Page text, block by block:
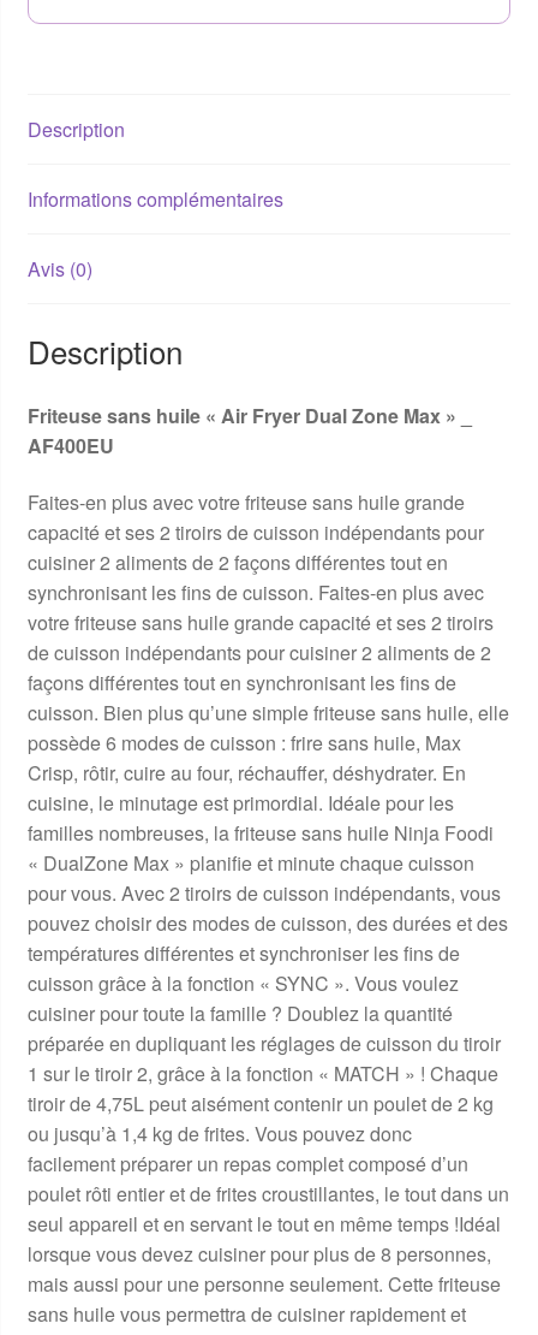
Description
Informations complémentaires
Avis (0)
Description
Friteuse sans huile « Air Fryer Dual Zone Max » _
AF400EU
Faites-en plus avec votre friteuse sans huile grande
capacité et ses 2 tiroirs de cuisson indépendants pour
cuisiner 2 aliments de 2 façons différentes tout en
synchronisant les fins de cuisson. Faites-en plus avec
votre friteuse sans huile grande capacité et ses 2 tiroirs
de cuisson indépendants pour cuisiner 2 aliments de 2
façons différentes tout en synchronisant les fins de
cuisson. Bien plus qu’une simple friteuse sans huile, elle
possède 6 modes de cuisson : frire sans huile, Max
Crisp, rôtir, cuire au four, réchauffer, déshydrater. En
cuisine, le minutage est primordial. Idéale pour les
familles nombreuses, la friteuse sans huile Ninja Foodi
« DualZone Max » planifie et minute chaque cuisson
pour vous. Avec 2 tiroirs de cuisson indépendants, vous
pouvez choisir des modes de cuisson, des durées et des
températures différentes et synchroniser les fins de
cuisson grâce à la fonction « SYNC ». Vous voulez
cuisiner pour toute la famille ? Doublez la quantité
préparée en dupliquant les réglages de cuisson du tiroir
1 sur le tiroir 2, grâce à la fonction « MATCH » ! Chaque
tiroir de 4,75L peut aisément contenir un poulet de 2 kg
ou jusqu’à 1,4 kg de frites. Vous pouvez donc
facilement préparer un repas complet composé d’un
poulet rôti entier et de frites croustillantes, le tout dans un
seul appareil et en servant le tout en même temps !Idéal
lorsque vous devez cuisiner pour plus de 8 personnes,
mais aussi pour une personne seulement. Cette friteuse
sans huile vous permettra de cuisiner rapidement et